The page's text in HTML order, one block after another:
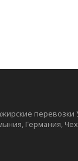
перевозки
Германия,